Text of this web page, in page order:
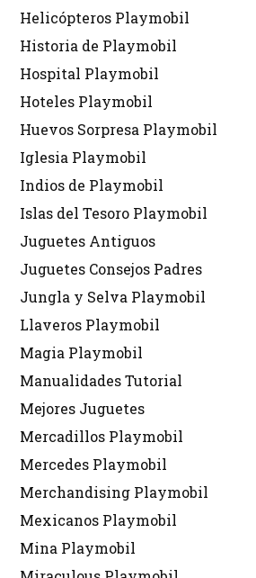
Helicópteros Playmobil
Historia de Playmobil
Hospital Playmobil
Hoteles Playmobil
Huevos Sorpresa Playmobil
Iglesia Playmobil
Indios de Playmobil
Islas del Tesoro Playmobil
Juguetes Antiguos
Juguetes Consejos Padres
Jungla y Selva Playmobil
Llaveros Playmobil
Magia Playmobil
Manualidades Tutorial
Mejores Juguetes
Mercadillos Playmobil
Mercedes Playmobil
Merchandising Playmobil
Mexicanos Playmobil
Mina Playmobil